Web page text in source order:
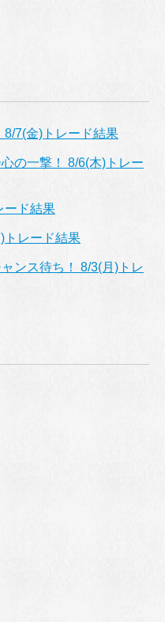
7(金)トレード結果
の一撃！ 8/6(木)トレー
ード結果
トレード結果
ンス待ち！ 8/3(月)トレ